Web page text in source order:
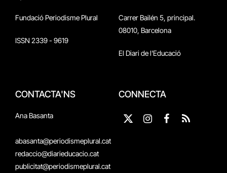
Fundació Periodisme Plural
ISSN 2339 - 9619
Carrer Bailén 5, principal.
08010, Barcelona
El Diari de l'Educació
CONTACTA'NS
Ana Basanta
abasanta@periodismeplural.cat
redaccio@diarieducacio.cat
publicitat@periodismeplural.cat
CONNECTA
X
Instagram
Facebook
RSS